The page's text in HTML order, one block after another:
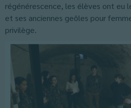
régénérescence, les élèves ont eu
et ses anciennes geôles pour
privilège.